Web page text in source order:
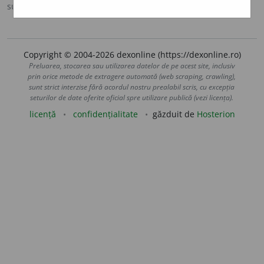
sursa:
Copyright © 2004-2026 dexonline (https://dexonline.ro)
Preluarea, stocarea sau utilizarea datelor de pe acest site, inclusiv
prin orice metode de extragere automată (web scraping, crawling),
sunt strict interzise fără acordul nostru prealabil scris, cu excepția
seturilor de date oferite oficial spre utilizare publică (vezi licența).
licență confidențialitate găzduit de Hosterion